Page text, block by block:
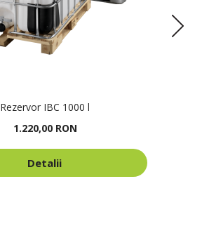
Rezervor IBC 1000 l
1.220,00 RON
Detalii